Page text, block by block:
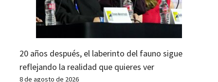
20 años después, el laberinto del fauno sigue
reflejando la realidad que quieres ver
8 de agosto de 2026